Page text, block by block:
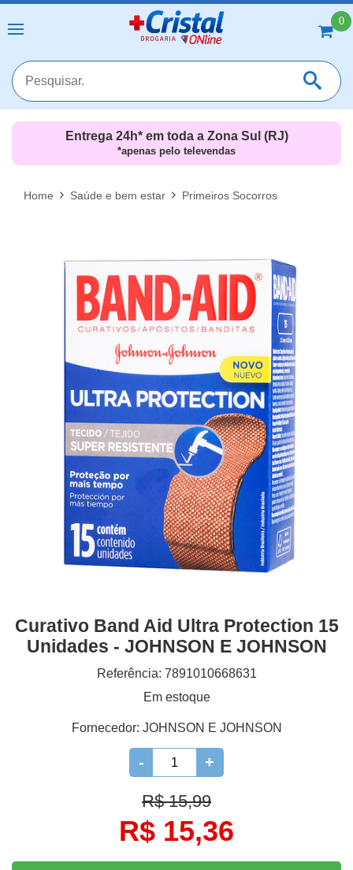
0
MAIS RESULTADOS
Entrega 24h* em toda a Zona Sul (RJ)
*apenas pelo televendas
Home Saúde e bem estar Primeiros Socorros
Curativo Band Aid Ultra Protection 15
Unidades - JOHNSON E JOHNSON
Referência: 7891010668631
Em estoque
Fornecedor: JOHNSON E JOHNSON
- +
R$ 15,99
R$ 15,36